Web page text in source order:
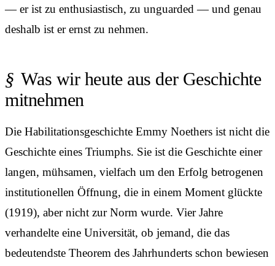
— er ist zu enthusias­tisch, zu unguarded — und genau
deshalb ist er ernst zu nehmen.
Was wir heute aus der Geschichte
mitnehmen
Die Habilitations­geschichte Emmy Noethers ist nicht die
Geschichte eines Triumphs. Sie ist die Geschichte einer
langen, mühsamen, vielfach um den Erfolg betrogenen
institutionellen Öffnung, die in einem Moment glückte
(1919), aber nicht zur Norm wurde. Vier Jahre
verhandelte eine Universität, ob jemand, die das
bedeutendste Theorem des Jahrhunderts schon bewiesen